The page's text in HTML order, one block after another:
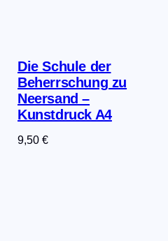
Die Schule der
Beherrschung zu
Neersand –
Kunstdruck A4
9,50€